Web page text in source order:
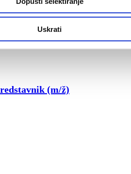
Uskrati
(m/ž)